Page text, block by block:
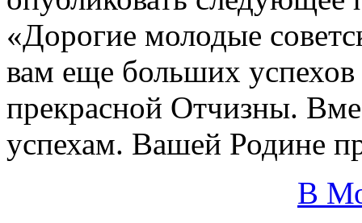
«Дорогие молодые
вам еще больших успехов
прекрасной Отчизны.
успехам. Вашей Родине
В